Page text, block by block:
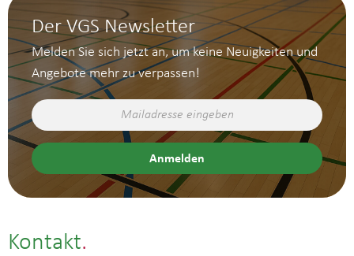
Der VGS Newsletter
Melden Sie sich jetzt an, um keine Neuigkeiten und
Angebote mehr zu verpassen!
Kontakt